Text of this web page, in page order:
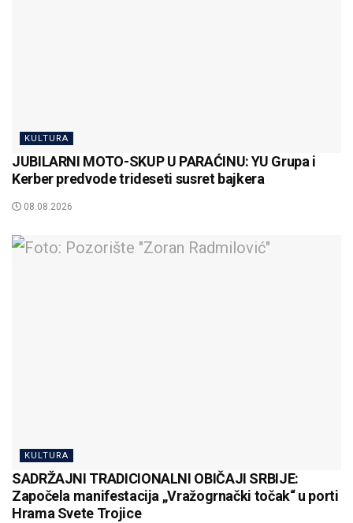
KULTURA
JUBILARNI MOTO-SKUP U PARAĆINU: YU Grupa i
Kerber predvode trideseti susret bajkera
08.08.2026
KULTURA
SADRŽAJNI TRADICIONALNI OBIČAJI SRBIJE:
Započela manifestacija „Vražogrnački točak“ u porti
Hrama Svete Trojice